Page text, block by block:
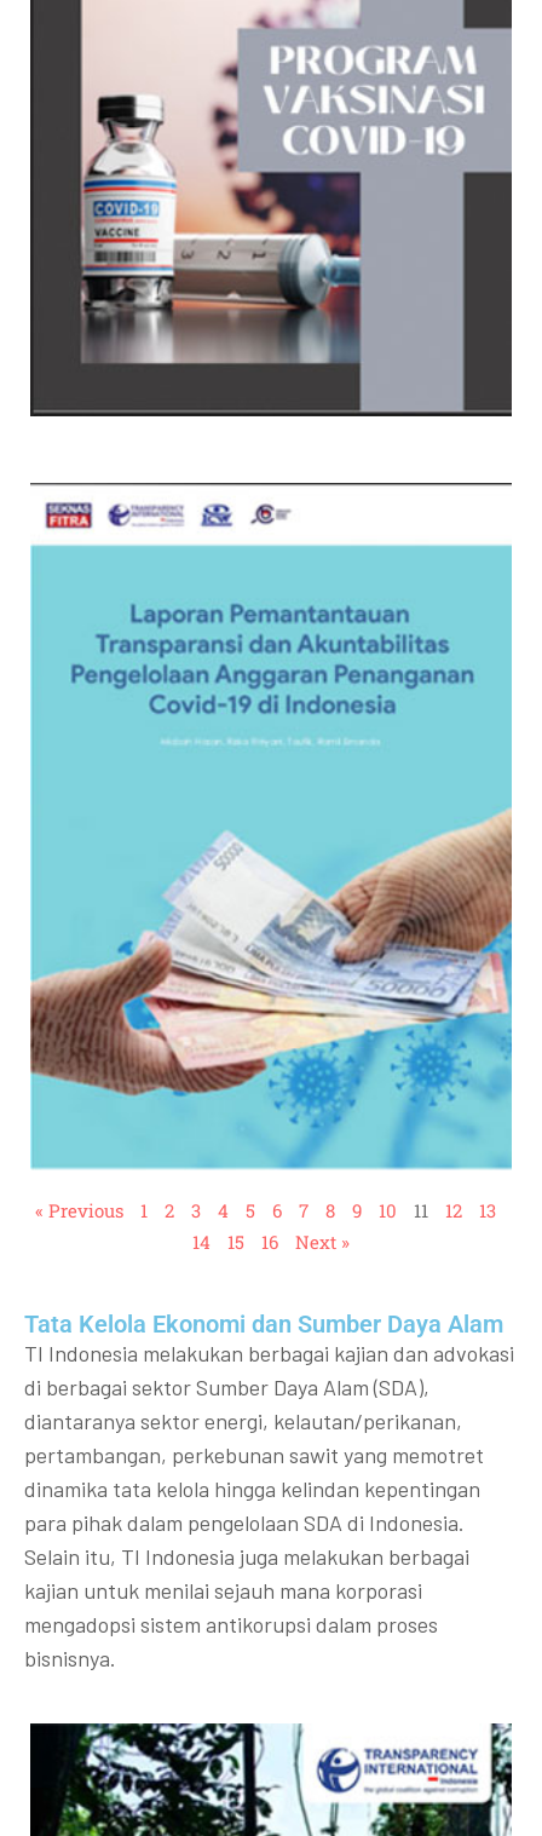
« Previous 1 2 3 4 5 6 7 8 9 10 11 12
13
14
15 16 Next »
Tata Kelola Ekonomi dan Sumber Daya Alam
TI Indonesia melakukan berbagai kajian dan advokasi
di berbagai sektor Sumber Daya Alam (SDA),
diantaranya sektor energi, kelautan/perikanan,
pertambangan, perkebunan sawit yang memotret
dinamika tata kelola hingga kelindan kepentingan
para pihak dalam pengelolaan SDA di Indonesia.
Selain itu, TI Indonesia juga melakukan berbagai
kajian untuk menilai sejauh mana korporasi
mengadopsi sistem antikorupsi dalam proses
bisnisnya.